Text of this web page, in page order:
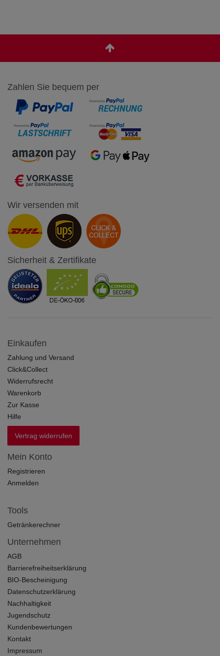
Zahlen Sie bequem per
Wir versenden mit
Sicherheit & Zertifikate
Einkaufen
Zahlung und Versand
Click&Collect
Widerrufsrecht
Warenkorb
Zur Kasse
Hilfe
Vertrag widerrufen
Mein Konto
Registrieren
Anmelden
Tools
Getränkerechner
Unternehmen
AGB
Barrierefreiheitserklärung
BIO-Bescheinigung
Datenschutzerklärung
Nachhaltigkeit
Jugendschutz
Kundenbewertungen
Kontakt
Impressum